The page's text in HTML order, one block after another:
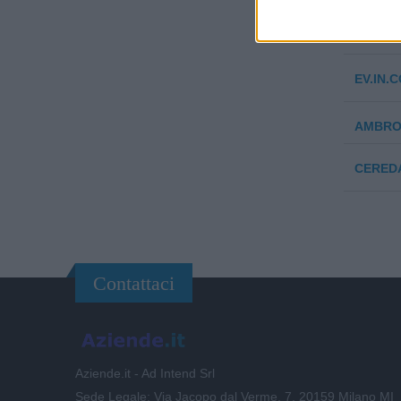
Contattaci
Aziende.it - Ad Intend Srl
Sede Legale: Via Jacopo dal Verme, 7, 20159 Milano MI